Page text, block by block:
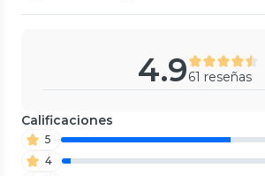
4.961 reseñas
Calificaciones
5
4